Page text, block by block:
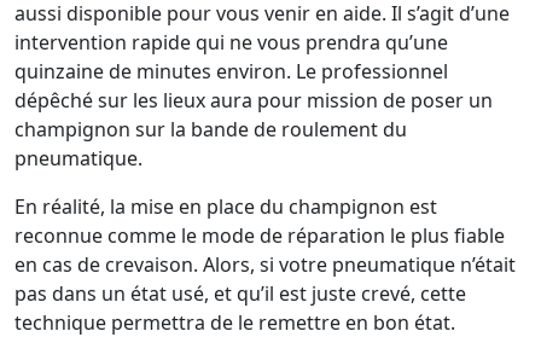
aussi disponible pour vous venir en aide. Il s’agit d’une
intervention rapide qui ne vous prendra qu’une
quinzaine de minutes environ. Le professionnel
dépêché sur les lieux aura pour mission de poser un
champignon sur la bande de roulement du
pneumatique.
En réalité, la mise en place du champignon est
reconnue comme le mode de réparation le plus fiable
en cas de crevaison. Alors, si votre pneumatique n’était
pas dans un état usé, et qu’il est juste crevé, cette
technique permettra de le remettre en bon état.